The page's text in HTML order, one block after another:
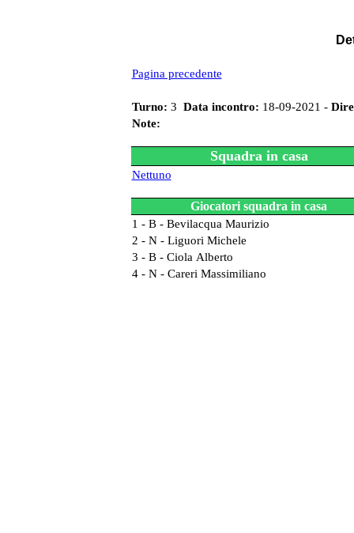
Pagina precedente
Turno: 3 Data incontro: 18-09-2021 -
Note:
Squadra in casa
Nettuno
Giocatori squadra in casa
1 - B - Bevilacqua Maurizio
2 - N - Liguori Michele
3 - B - Ciola Alberto
4 - N - Careri Massimiliano